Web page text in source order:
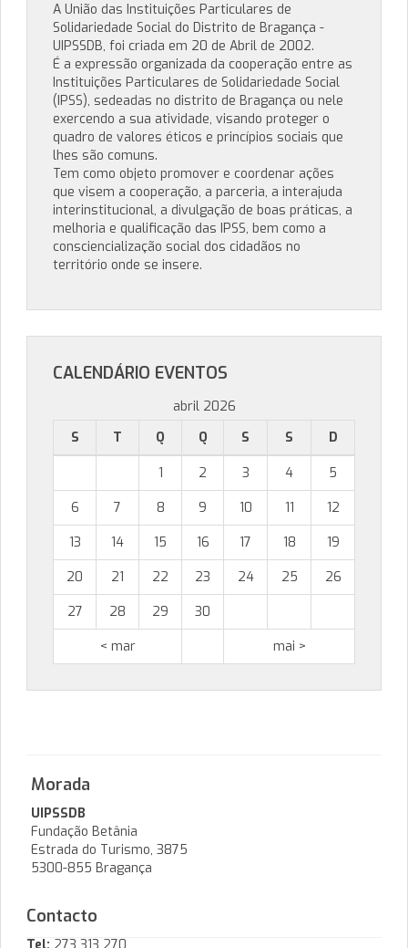
A União das Instituições Particulares de
Solidariedade Social do Distrito de Bragança -
UIPSSDB, foi criada em 20 de Abril de 2002.
É a expressão organizada da cooperação entre as
Instituições Particulares de Solidariedade Social
(IPSS), sedeadas no distrito de Bragança ou nele
exercendo a sua atividade, visando proteger o
quadro de valores éticos e princípios sociais que
lhes são comuns.
Tem como objeto promover e coordenar ações
que visem a cooperação, a parceria, a interajuda
interinstitucional, a divulgação de boas práticas, a
melhoria e qualificação das IPSS, bem como a
consciencialização social dos cidadãos no
território onde se insere.
CALENDÁRIO EVENTOS
abril 2026
S
T Q Q S S D
1 2 3 4
5
6
7 8 9 10 11
12
13
14 15 16 17 18
19
20
21 22 23 24 25
26
27
28 29
30
< mar
mai >
Morada
UIPSSDB
Fundação Betânia
Estrada do Turismo, 3875
5300-855 Bragança
Contacto